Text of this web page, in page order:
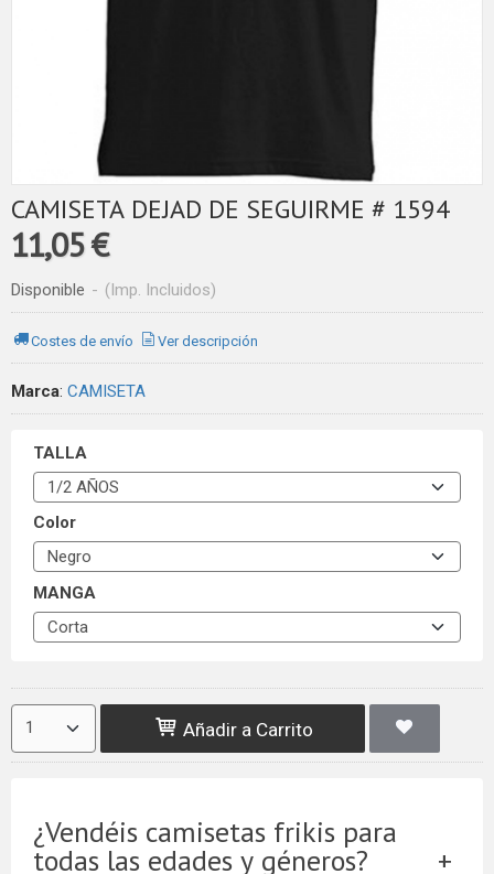
CAMISETA DEJAD DE SEGUIRME # 1594
11,05 €
Disponible - (Imp. Incluidos)
Costes de envío Ver descripción
Marca: CAMISETA
TALLA
Color
MANGA
Añadir a Carrito
¿Vendéis camisetas frikis para
todas las edades y géneros?